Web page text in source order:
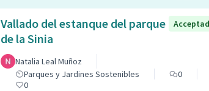
Vallado del estanque del parque
de la Sinia
Natalia Leal Muñoz
Parques y Jardines Sostenibles
0
0